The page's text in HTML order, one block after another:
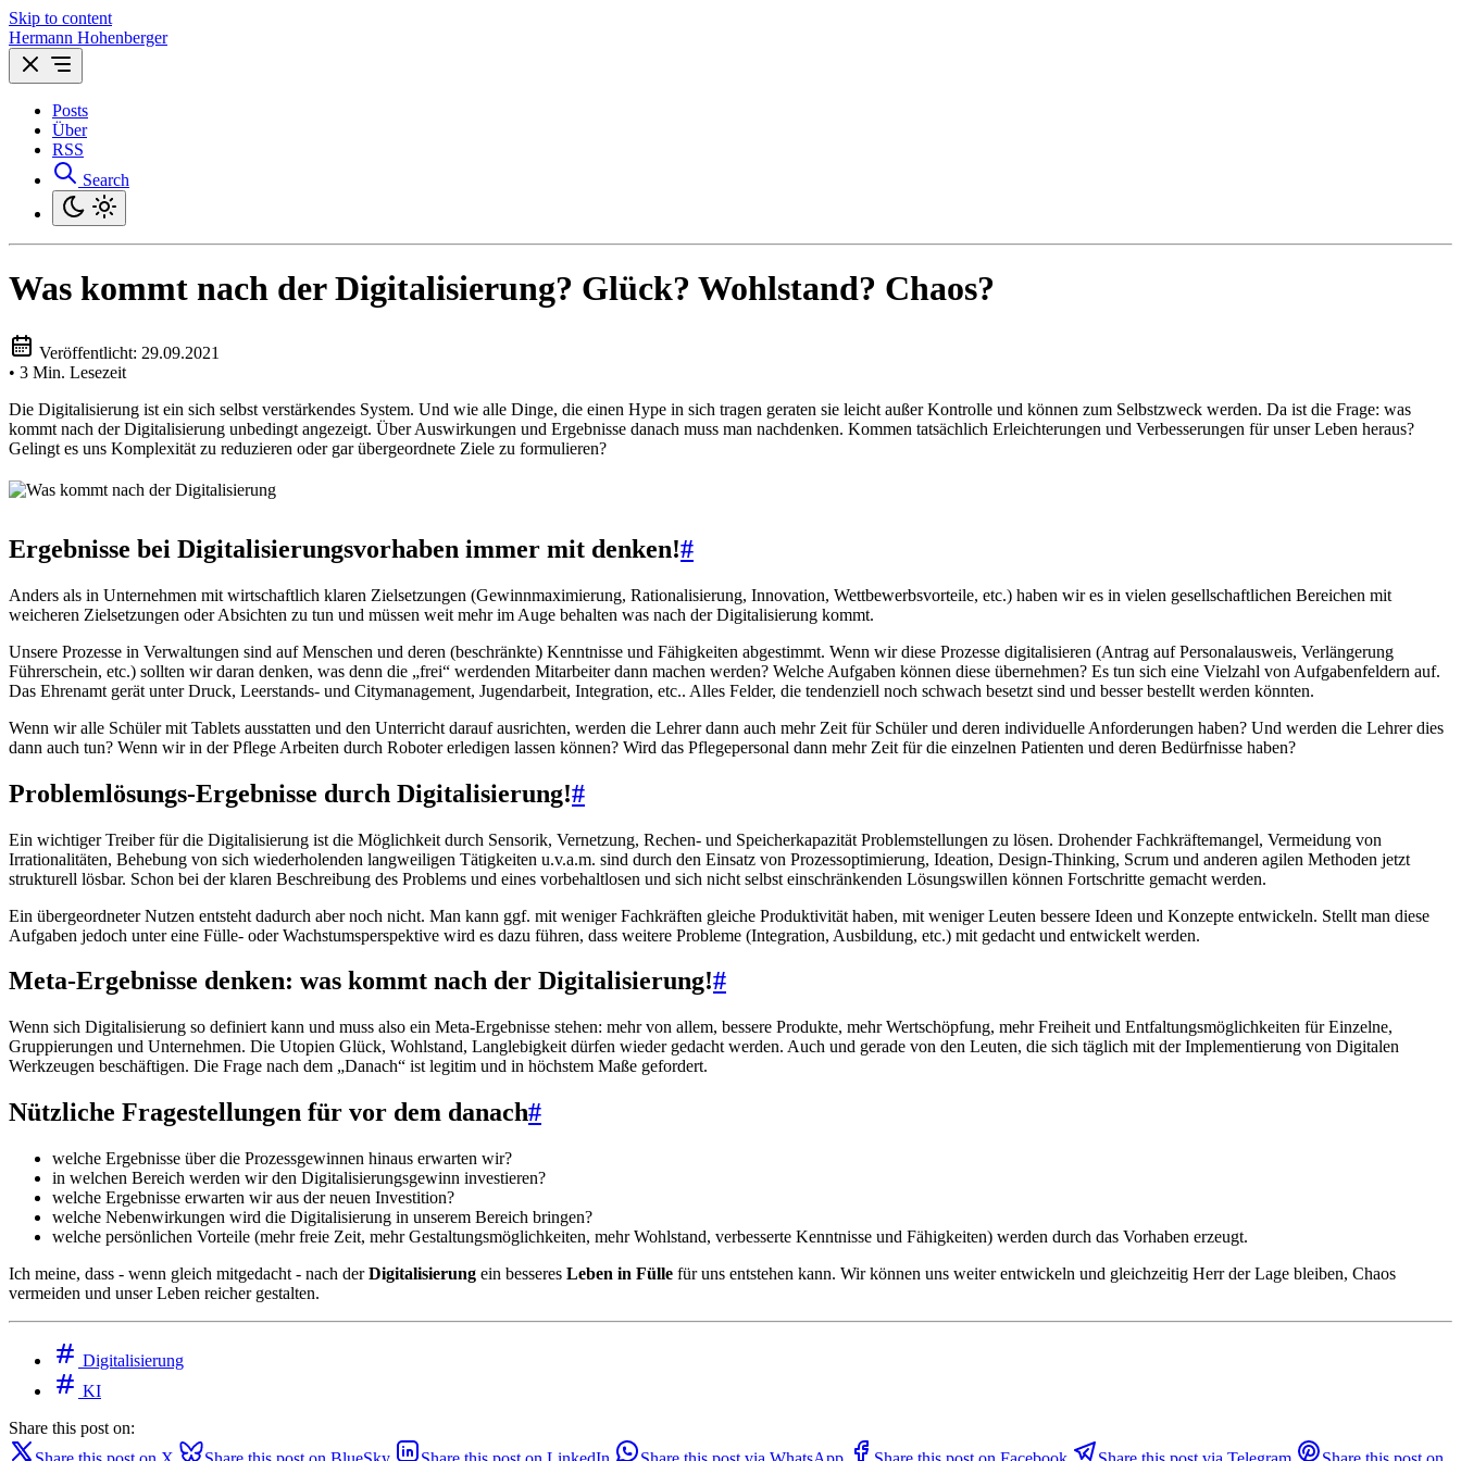
Skip to content
Hermann Hohenberger
Posts
Über
RSS
Search
Was kommt nach der Digitalisierung? Glück? Wohlstand? Chaos?
Veröffentlicht: 29.09.2021
• 3 Min. Lesezeit
Die Digitalisierung ist ein sich selbst verstärkendes System. Und wie alle Dinge, die einen Hype in sich tragen geraten sie leicht außer Kontrolle und können zum Selbstzweck werden. Da ist die Frage: was
kommt nach der Digitalisierung unbedingt angezeigt. Über Auswirkungen und Ergebnisse danach muss man nachdenken. Kommen tatsächlich Erleichterungen und Verbesserungen für unser Leben heraus?
Gelingt es uns Komplexität zu reduzieren oder gar übergeordnete Ziele zu formulieren?
Ergebnisse bei Digitalisierungsvorhaben immer mit denken!#
Anders als in Unternehmen mit wirtschaftlich klaren Zielsetzungen (Gewinnmaximierung, Rationalisierung, Innovation, Wettbewerbsvorteile, etc.) haben wir es in vielen gesellschaftlichen Bereichen mit
weicheren Zielsetzungen oder Absichten zu tun und müssen weit mehr im Auge behalten was nach der Digitalisierung kommt.
Unsere Prozesse in Verwaltungen sind auf Menschen und deren (beschränkte) Kenntnisse und Fähigkeiten abgestimmt. Wenn wir diese Prozesse digitalisieren (Antrag auf Personalausweis, Verlängerung
Führerschein, etc.) sollten wir daran denken, was denn die „frei“ werdenden Mitarbeiter dann machen werden? Welche Aufgaben können diese übernehmen? Es tun sich eine Vielzahl von Aufgabenfeldern auf.
Das Ehrenamt gerät unter Druck, Leerstands- und Citymanagement, Jugendarbeit, Integration, etc.. Alles Felder, die tendenziell noch schwach besetzt sind und besser bestellt werden könnten.
Wenn wir alle Schüler mit Tablets ausstatten und den Unterricht darauf ausrichten, werden die Lehrer dann auch mehr Zeit für Schüler und deren individuelle Anforderungen haben? Und werden die Lehrer dies
dann auch tun? Wenn wir in der Pflege Arbeiten durch Roboter erledigen lassen können? Wird das Pflegepersonal dann mehr Zeit für die einzelnen Patienten und deren Bedürfnisse haben?
Problemlösungs-Ergebnisse durch Digitalisierung!#
Ein wichtiger Treiber für die Digitalisierung ist die Möglichkeit durch Sensorik, Vernetzung, Rechen- und Speicherkapazität Problemstellungen zu lösen. Drohender Fachkräftemangel, Vermeidung von
Irrationalitäten, Behebung von sich wiederholenden langweiligen Tätigkeiten u.v.a.m. sind durch den Einsatz von Prozessoptimierung, Ideation, Design-Thinking, Scrum und anderen agilen Methoden jetzt
strukturell lösbar. Schon bei der klaren Beschreibung des Problems und eines vorbehaltlosen und sich nicht selbst einschränkenden Lösungswillen können Fortschritte gemacht werden.
Ein übergeordneter Nutzen entsteht dadurch aber noch nicht. Man kann ggf. mit weniger Fachkräften gleiche Produktivität haben, mit weniger Leuten bessere Ideen und Konzepte entwickeln. Stellt man diese
Aufgaben jedoch unter eine Fülle- oder Wachstumsperspektive wird es dazu führen, dass weitere Probleme (Integration, Ausbildung, etc.) mit gedacht und entwickelt werden.
Meta-Ergebnisse denken: was kommt nach der Digitalisierung!#
Wenn sich Digitalisierung so definiert kann und muss also ein Meta-Ergebnisse stehen: mehr von allem, bessere Produkte, mehr Wertschöpfung, mehr Freiheit und Entfaltungsmöglichkeiten für Einzelne,
Gruppierungen und Unternehmen. Die Utopien Glück, Wohlstand, Langlebigkeit dürfen wieder gedacht werden. Auch und gerade von den Leuten, die sich täglich mit der Implementierung von Digitalen
Werkzeugen beschäftigen. Die Frage nach dem „Danach“ ist legitim und in höchstem Maße gefordert.
Nützliche Fragestellungen für vor dem danach#
welche Ergebnisse über die Prozessgewinnen hinaus erwarten wir?
in welchen Bereich werden wir den Digitalisierungsgewinn investieren?
welche Ergebnisse erwarten wir aus der neuen Investition?
welche Nebenwirkungen wird die Digitalisierung in unserem Bereich bringen?
welche persönlichen Vorteile (mehr freie Zeit, mehr Gestaltungsmöglichkeiten, mehr Wohlstand, verbesserte Kenntnisse und Fähigkeiten) werden durch das Vorhaben erzeugt.
Ich meine, dass - wenn gleich mitgedacht - nach derDigitalisierung ein besseres Leben in Fülle für uns entstehen kann. Wir können uns weiter entwickeln und gleichzeitig Herr der Lage bleiben, Chaos
vermeiden und unser Leben reicher gestalten.
Digitalisierung
KI
Share this post on: